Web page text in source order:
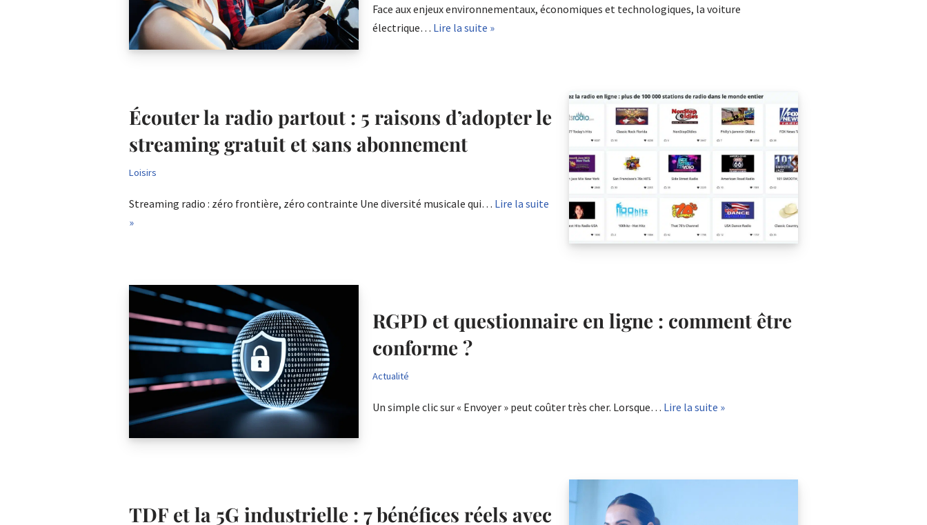
Face aux enjeux environnementaux, économiques et technologiques, la voiture
électrique… Lire la suite »
Écouter la radio partout : 5 raisons d’adopter le
streaming gratuit et sans abonnement
Loisirs
Streaming radio : zéro frontière, zéro contrainte Une diversité musicale qui… Lire la suite
»
RGPD et questionnaire en ligne : comment être
conforme ?
Actualité
Un simple clic sur « Envoyer » peut coûter très cher. Lorsque… Lire la suite »
TDF et la 5G industrielle : 7 bénéfices réels avec